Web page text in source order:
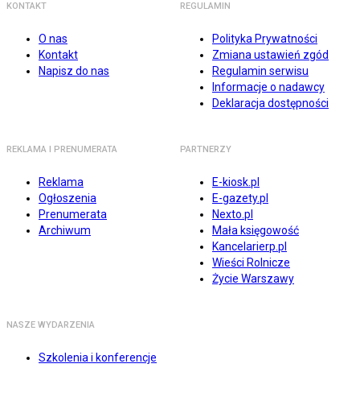
KONTAKT
O nas
Kontakt
Napisz do nas
REGULAMIN
Polityka Prywatności
Zmiana ustawień zgód
Regulamin serwisu
Informacje o nadawcy
Deklaracja dostępności
REKLAMA I PRENUMERATA
Reklama
Ogłoszenia
Prenumerata
Archiwum
PARTNERZY
E-kiosk.pl
E-gazety.pl
Nexto.pl
Mała księgowość
Kancelarierp.pl
Wieści Rolnicze
Życie Warszawy
NASZE WYDARZENIA
Szkolenia i konferencje